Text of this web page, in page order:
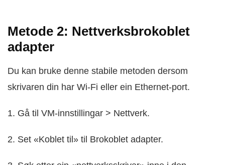
Metode 2: Nettverksbrokoblet
adapter
Du kan bruke denne stabile metoden dersom
skrivaren din har Wi‑Fi eller ein Ethernet-port.
1. Gå til VM-innstillingar > Nettverk.
2. Set «Koblet til» til Brokoblet adapter.